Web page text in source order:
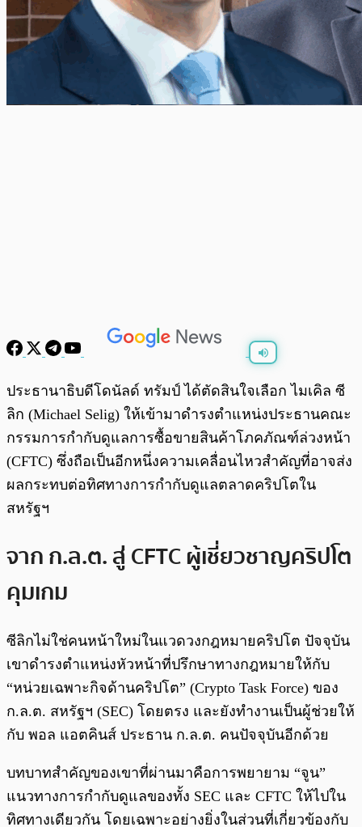
พร้อมเล่น 0:00/ 0:00
ประธานาธิบดีโดนัลด์ ทรัมป์ ได้ตัดสินใจเลือก ไมเคิล ซี
ลิก (Michael Selig) ให้เข้ามาดำรงตำแหน่งประธานคณะ
กรรมการกำกับดูแลการซื้อขายสินค้าโภคภัณฑ์ล่วงหน้า
(CFTC) ซึ่งถือเป็นอีกหนึ่งความเคลื่อนไหวสำคัญที่อาจส่ง
ผลกระทบต่อทิศทางการกำกับดูแลตลาดคริปโตใน
สหรัฐฯ
จาก ก.ล.ต. สู่ CFTC ผู้เชี่ยวชาญคริปโต
คุมเกม
ซีลิกไม่ใช่คนหน้าใหม่ในแวดวงกฎหมายคริปโต ปัจจุบัน
เขาดำรงตำแหน่งหัวหน้าที่ปรึกษาทางกฎหมายให้กับ
“หน่วยเฉพาะกิจด้านคริปโต” (Crypto Task Force) ของ
ก.ล.ต. สหรัฐฯ (SEC) โดยตรง และยังทำงานเป็นผู้ช่วยให้
กับ พอล แอตคินส์ ประธาน ก.ล.ต. คนปัจจุบันอีกด้วย
บทบาทสำคัญของเขาที่ผ่านมาคือการพยายาม “จูน”
แนวทางการกำกับดูแลของทั้ง SEC และ CFTC ให้ไปใน
ทิศทางเดียวกัน โดยเฉพาะอย่างยิ่งในส่วนที่เกี่ยวข้องกับ